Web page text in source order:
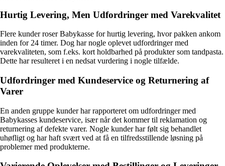
Hurtig Levering, Men Udfordringer med Varekvalitet
Flere kunder roser Babykasse for hurtig levering, hvor pakken ankom
inden for 24 timer. Dog har nogle oplevet udfordringer med
varekvaliteten, som f.eks. kort holdbarhed på produkter som tandpasta.
Dette har resulteret i en nedsat vurdering i nogle tilfælde.
Udfordringer med Kundeservice og Returnering af
Varer
En anden gruppe kunder har rapporteret om udfordringer med
Babykasses kundeservice, især når det kommer til reklamation og
returnering af defekte varer. Nogle kunder har følt sig behandlet
uhøfligt og har haft svært ved at få en tilfredsstillende løsning på
problemer med produkterne.